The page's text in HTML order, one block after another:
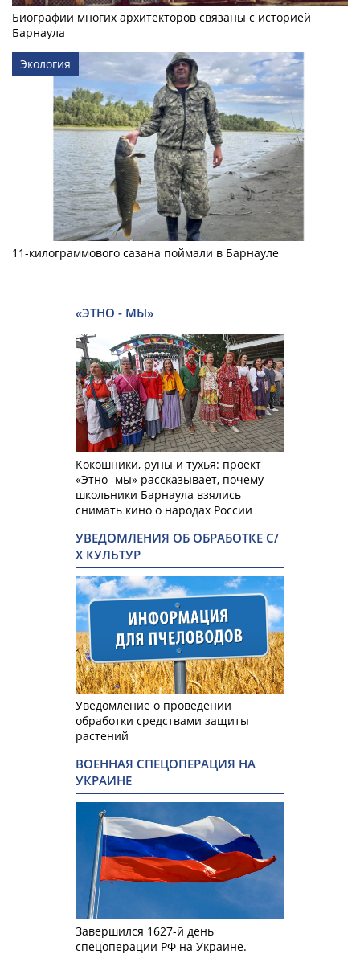
Биографии многих архитекторов связаны с историей
Барнаула
Экология
11-килограммового сазана поймали в Барнауле
«ЭТНО - МЫ»
Кокошники, руны и тухья: проект
«Этно -мы» рассказывает, почему
школьники Барнаула взялись
снимать кино о народах России
УВЕДОМЛЕНИЯ ОБ ОБРАБОТКЕ С/
Х КУЛЬТУР
Уведомление о проведении
обработки средствами защиты
растений
ВОЕННАЯ СПЕЦОПЕРАЦИЯ НА
УКРАИНЕ
Завершился 1627-й день
спецоперации РФ на Украине.